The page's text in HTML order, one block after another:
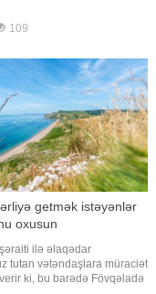
yaşadığı evin
naməlum şəxslərin hücumuna
109
getmək istəyənlər
oxusun
ilə əlaqədar
tutan vətəndaşlara müraciət
ki, bu barədə Fövqəladə